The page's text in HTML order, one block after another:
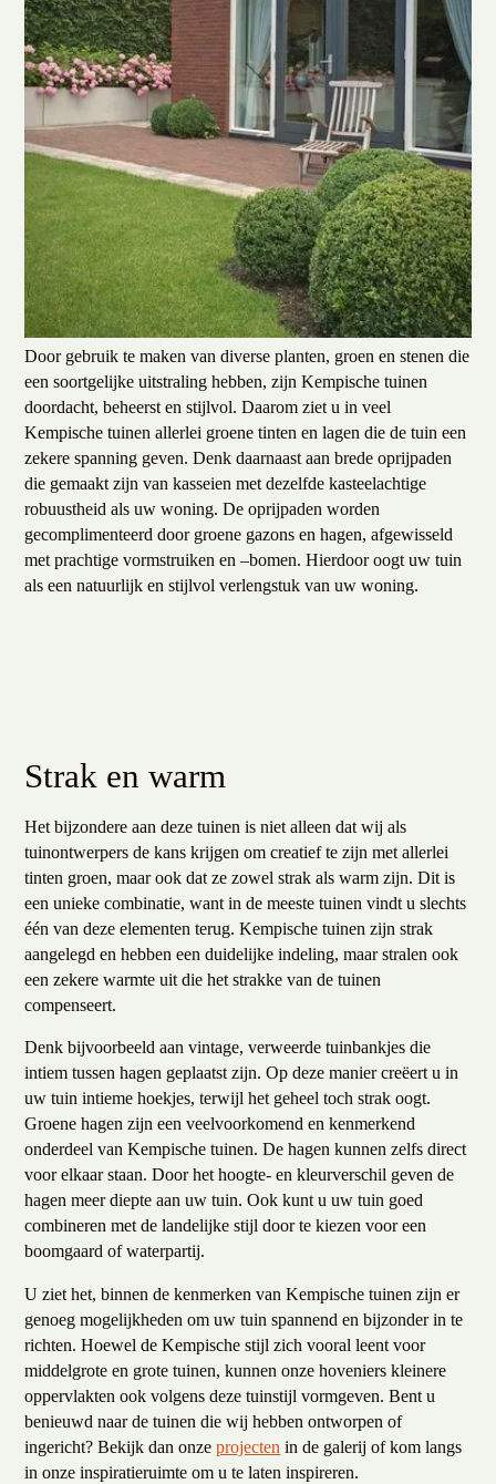
Bijzondere uitstraling van
kempische tuinen
Voor tuinontwerpers is het prettig om binnen een bepaalde
tuinstijl te werken. Doordat Kempische tuinen zo’n
kenmerkende stijl hebben, krijgen wij de kans om onze
creativiteit binnen deze kaders de vrije loop te laten. Hierdoor
hebben alle tuinen een andere uitstraling, terwijl de prachtige
stijl duidelijk herkenbaar is. De kunst van het ontwerpen van
Kempische tuinen is schilderen met eenvoud.
Door gebruik te maken van diverse planten, groen en stenen die
een soortgelijke uitstraling hebben, zijn Kempische tuinen
doordacht, beheerst en stijlvol. Daarom ziet u in veel
Kempische tuinen allerlei groene tinten en lagen die de tuin een
zekere spanning geven. Denk daarnaast aan brede oprijpaden
die gemaakt zijn van kasseien met dezelfde kasteelachtige
robuustheid als uw woning. De oprijpaden worden
gecomplimenteerd door groene gazons en hagen, afgewisseld
met prachtige vormstruiken en –bomen. Hierdoor oogt uw tuin
als een natuurlijk en stijlvol verlengstuk van uw woning.
Strak en warm
Het bijzondere aan deze tuinen is niet alleen dat wij als
tuinontwerpers de kans krijgen om creatief te zijn met allerlei
tinten groen, maar ook dat ze zowel strak als warm zijn. Dit is
een unieke combinatie, want in de meeste tuinen vindt u slechts
één van deze elementen terug. Kempische tuinen zijn strak
aangelegd en hebben een duidelijke indeling, maar stralen ook
een zekere warmte uit die het strakke van de tuinen
compenseert.
Denk bijvoorbeeld aan vintage, verweerde tuinbankjes die
intiem tussen hagen geplaatst zijn. Op deze manier creëert u in
uw tuin intieme hoekjes, terwijl het geheel toch strak oogt.
Groene hagen zijn een veelvoorkomend en kenmerkend
onderdeel van Kempische tuinen. De hagen kunnen zelfs direct
voor elkaar staan. Door het hoogte- en kleurverschil geven de
hagen meer diepte aan uw tuin. Ook kunt u uw tuin goed
combineren met de landelijke stijl door te kiezen voor een
boomgaard of waterpartij.
U ziet het, binnen de kenmerken van Kempische tuinen zijn er
genoeg mogelijkheden om uw tuin spannend en bijzonder in te
richten. Hoewel de Kempische stijl zich vooral leent voor
middelgrote en grote tuinen, kunnen onze hoveniers kleinere
oppervlakten ook volgens deze tuinstijl vormgeven. Bent u
benieuwd naar de tuinen die wij hebben ontworpen of
ingericht? Bekijk dan onzeprojecten in de galerij of kom langs
in onze inspiratieruimte om u te laten inspireren.